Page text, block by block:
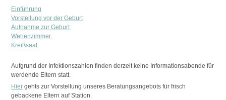
Einführung
Vorstellung vor der Geburt
Aufnahme zur Geburt
Wehenzimmer
Kreißsaal
Aufgrund der Infektionszahlen finden derzeit keine Informationsabende für
werdende Eltern statt.
Hier gehts zur Vorstellung unseres Beratungsangebots für frisch
gebackene Eltern auf Station.